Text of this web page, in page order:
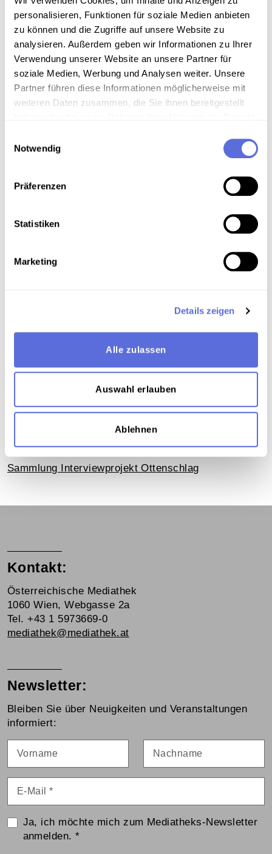
personalisieren, Funktionen für soziale Medien anbieten
zu können und die Zugriffe auf unsere Website zu
analysieren. Außerdem geben wir Informationen zu Ihrer
Verwendung unserer Website an unsere Partner für
soziale Medien, Werbung und Analysen weiter. Unsere
Partner führen diese Informationen möglicherweise mit
weiteren Daten zusammen, die Sie ihnen bereitgestellt
Notwendig
Präferenzen
Statistiken
Marketing
Details zeigen
Alle zulassen
Auswahl erlauben
Ablehnen
Sammlung Interviewprojekt Ottenschlag
Anmerkungen zum Inhalt
Frühe Oral History in Österreich
Interviews mit Zeitzeug/innen über die Zeit des
Nationalsozialismus
Oral-History-Interview
Download
Metadaten
Verortung in der digitalen Sammlung
Gesellschaft,Politik Österreich,Besatzung,
Parteien - historisch / NSDAP
Österreichischen Mediathek
Teil der Sammlung
Sammlung Interviewprojekt Ottenschlag
Kontakt:
Österreichische Mediathek
1060 Wien, Webgasse 2a
Tel. +43 1 5973669-0
mediathek@mediathek.at
Newsletter:
Bleiben Sie über Neuigkeiten und Veranstaltungen
informiert:
Ja, ich möchte mich zum Mediatheks-Newsletter
anmelden.*